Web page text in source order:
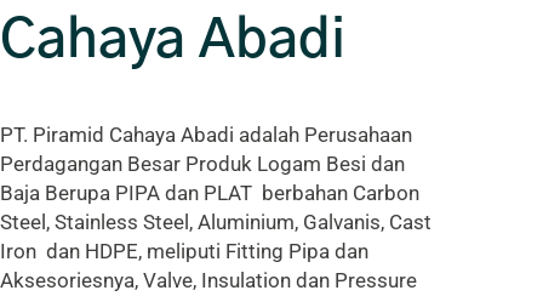
Cahaya Abadi
PT. Piramid Cahaya Abadi adalah Perusahaan
Perdagangan Besar Produk Logam Besi dan
Baja Berupa PIPA dan PLAT berbahan Carbon
Steel, Stainless Steel, Aluminium, Galvanis, Cast
Iron dan HDPE, meliputi Fitting Pipa dan
Aksesoriesnya, Valve, Insulation dan Pressure